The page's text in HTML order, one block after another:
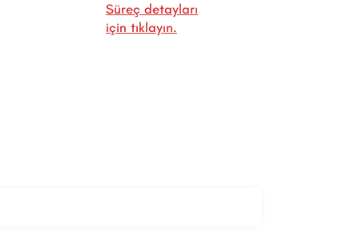
Süreç detayları
için tıklayın.